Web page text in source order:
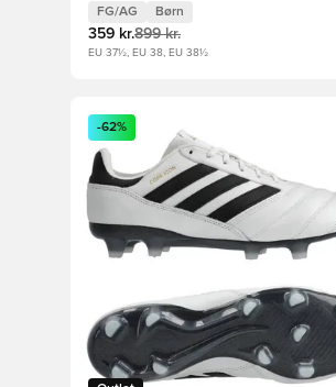
FG/AG Børn
359 kr.899 kr.
EU 37½, EU 38, EU 38½
Åbner en Modal til at logge ind
-62%